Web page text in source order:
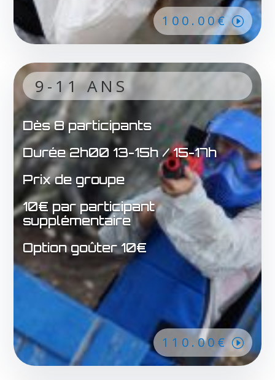
100.00€
9-11 ANS
Dès 8 participants
Durée 2h00 13-15h / 15-17h
Prix de groupe
10€ par participant
supplémentaire
Option goûter 10€
110.00€